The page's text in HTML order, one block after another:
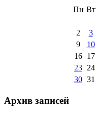
Пн Вт
2
3
9
10
16 17
23 24
30 31
Архив записей